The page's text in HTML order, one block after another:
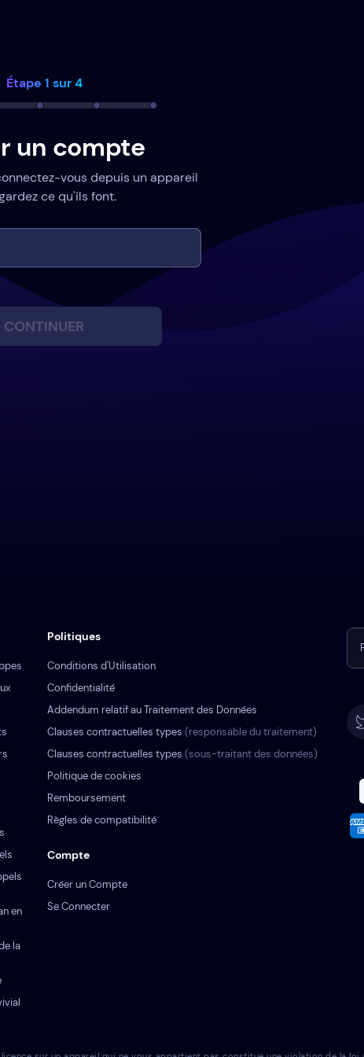
Étape 1 sur 4
un compte
vous depuis un appareil
ce qu'ils font.
CONTINUER
Compte
Créer un Compte
Se Connecter
Politiques
Conditions d'Utilisation
Confidentialité
Addendum relatif au Traitement des Données
Clauses contractuelles types (responsable du traitement)
Clauses contractuelles types (sous-traitant des données)
Politique de cookies
Remboursement
Règles de compatibilité
en
la